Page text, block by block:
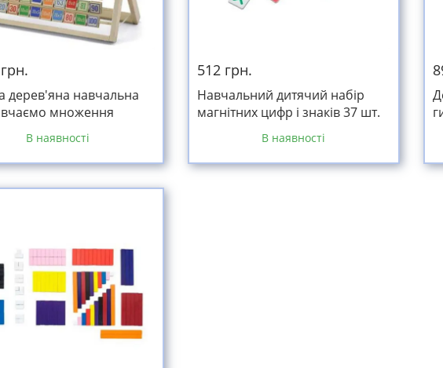
дерев'яна навчальна
множення
В наявності
512 грн.
Навчальний дитячий набір
магнітних цифр і знаків 37 шт.
В наявності